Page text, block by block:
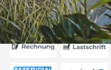
Akzeptierte